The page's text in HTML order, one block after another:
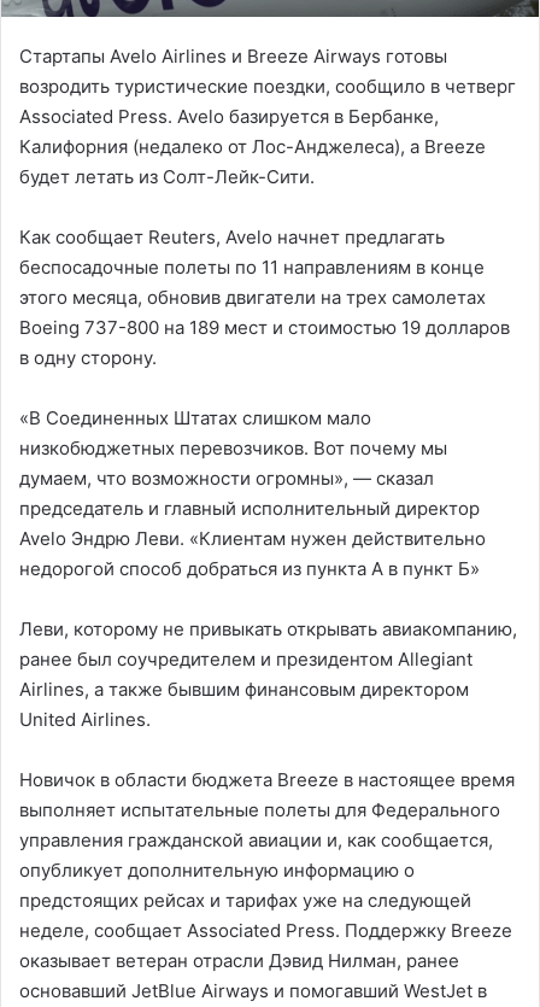
Стартапы Avelo Airlines и Breeze Airways готовы
возродить туристические поездки, сообщило в четверг
Associated Press. Avelo базируется в Бербанке,
Калифорния (недалеко от Лос-Анджелеса), а Breeze
будет летать из Солт-Лейк-Сити.
Как сообщает Reuters, Avelo начнет предлагать
беспосадочные полеты по 11 направлениям в конце
этого месяца, обновив двигатели на трех самолетах
Boeing 737-800 на 189 мест и стоимостью 19 долларов
в одну сторону.
«В Соединенных Штатах слишком мало
низкобюджетных перевозчиков. Вот почему мы
думаем, что возможности огромны», — сказал
председатель и главный исполнительный директор
Avelo Эндрю Леви. «Клиентам нужен действительно
недорогой способ добраться из пункта А в пункт Б»
Леви, которому не привыкать открывать авиакомпанию,
ранее был соучредителем и президентом Allegiant
Airlines, а также бывшим финансовым директором
United Airlines.
Новичок в области бюджета Breeze в настоящее время
выполняет испытательные полеты для Федерального
управления гражданской авиации и, как сообщается,
опубликует дополнительную информацию о
предстоящих рейсах и тарифах уже на следующей
неделе, сообщает Associated Press. Поддержку Breeze
оказывает ветеран отрасли Дэвид Нилман, ранее
основавший JetBlue Airways и помогавший WestJet в